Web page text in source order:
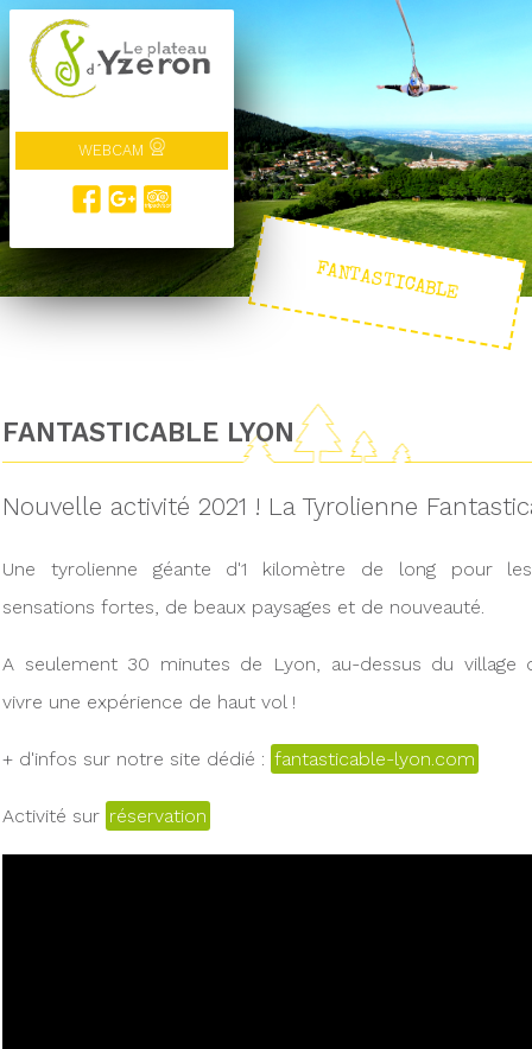
WEBCAM
FANTASTICABLE
FANTASTICABLE LYON
Nouvelle activité 2021 ! La Tyrolienne
Une tyrolienne géante d'1 kilomètre de long pour
sensations fortes, de beaux paysages et de nouveauté.
A seulement 30 minutes de Lyon, au-dessus du village
vivre une expérience de haut vol !
+ d'infos sur notre site dédié : fantasticable-lyon.com
Activité sur réservation